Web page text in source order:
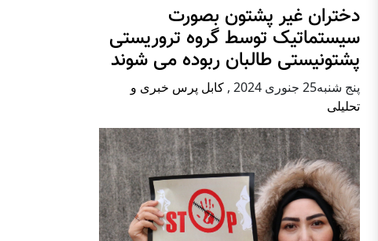
دختران غیر پشتون بصورت
سیستماتیک توسط گروه تروریستی
پشتونیستی طالبان ربوده می شوند
پنج شنبه25 جنوری 2024 , کابل پرس خبری و
تحلیلی